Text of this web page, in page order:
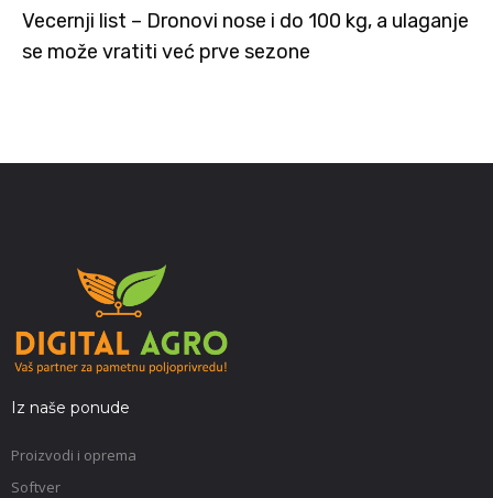
Vecernji list – Dronovi nose i do 100 kg, a ulaganje
se može vratiti već prve sezone
Iz naše ponude
Proizvodi i oprema
Softver